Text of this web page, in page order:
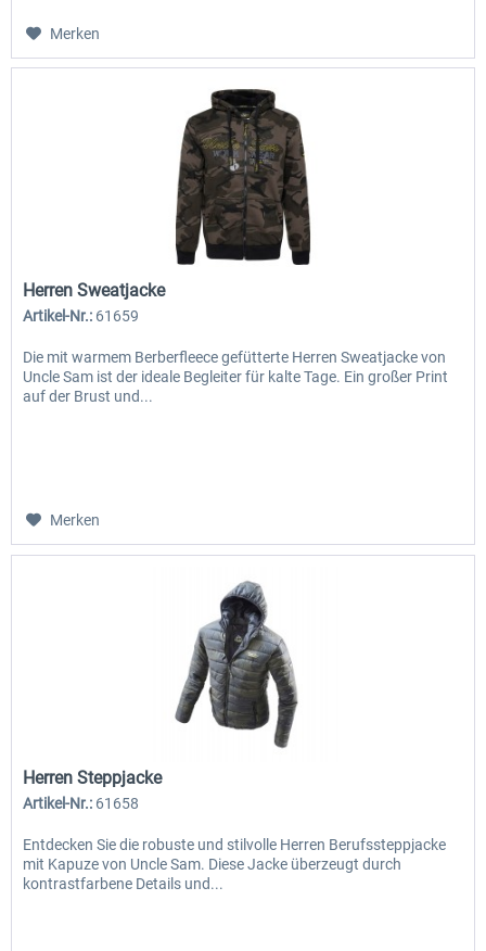
Merken
Herren Sweatjacke
Artikel-Nr.: 61659
Die mit warmem Berberfleece gefütterte Herren Sweatjacke von
Uncle Sam ist der ideale Begleiter für kalte Tage. Ein großer Print
auf der Brust und...
Merken
Herren Steppjacke
Artikel-Nr.: 61658
Entdecken Sie die robuste und stilvolle Herren Berufssteppjacke
mit Kapuze von Uncle Sam. Diese Jacke überzeugt durch
kontrastfarbene Details und...